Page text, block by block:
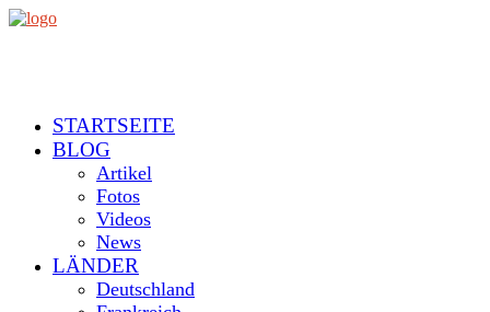
STARTSEITE
BLOG
Artikel
Fotos
Videos
News
LÄNDER
Deutschland